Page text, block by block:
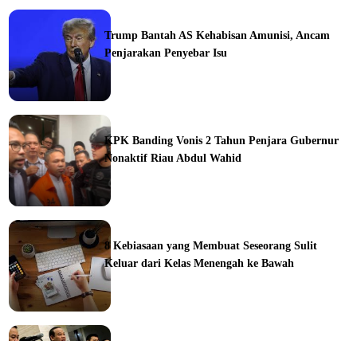
Trump Bantah AS Kehabisan Amunisi, Ancam
Penjarakan Penyebar Isu
KPK Banding Vonis 2 Tahun Penjara Gubernur
Nonaktif Riau Abdul Wahid
8 Kebiasaan yang Membuat Seseorang Sulit
Keluar dari Kelas Menengah ke Bawah